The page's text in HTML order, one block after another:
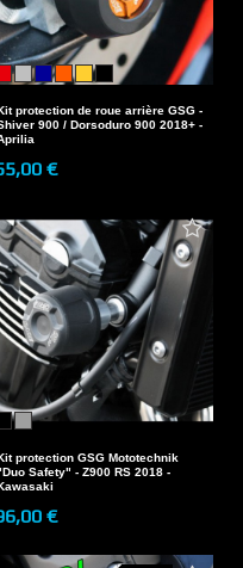
protection de roue arrière GSG -
900 / Dorsoduro 900 2018+ -
€
protection GSG Mototechnik
Safety" - Z900 RS 2018 -
€